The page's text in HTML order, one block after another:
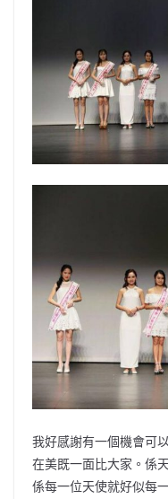
我好感謝有一個機會可
在美既一面比大家。係
係每一位天使就好似每